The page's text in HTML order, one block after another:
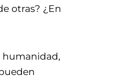
otras? ¿En
humanidad,